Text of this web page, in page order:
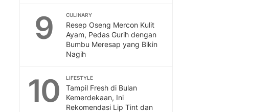
9 CULINARY
Resep Oseng Mercon Kulit
Ayam, Pedas Gurih dengan
Bumbu Meresap yang Bikin
Nagih
10 LIFESTYLE
Tampil Fresh di Bulan
Kemerdekaan, Ini
Rekomendasi Lip Tint dan